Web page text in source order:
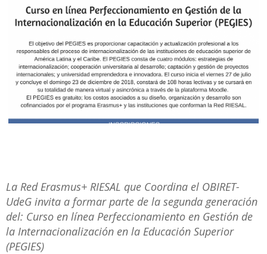
La Red Erasmus+ RIESAL que Coordina el OBIRET-
UdeG invita a formar parte de la segunda generación
del: Curso en línea Perfeccionamiento en Gestión de
la Internacionalización en la Educación Superior
(PEGIES)